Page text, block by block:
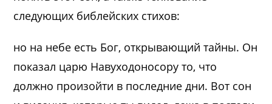
следующих библейских стихов:
но на небе есть Бог, открывающий тайны. Он
показал царю Навуходоносору то, что
должно произойти в последние дни. Вот сон